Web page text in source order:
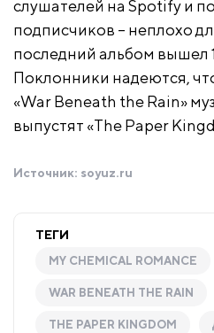
слушателей на Spotify и
подписчиков – неплохо
последний альбом вышел
Поклонники надеются,
«War Beneath the Rain»
выпустят «The Paper
Источник: soyuz.ru
ТЕГИ
MY CHEMICAL ROMANCE
WAR BENEATH THE RAIN
THE PAPER KINGDOM